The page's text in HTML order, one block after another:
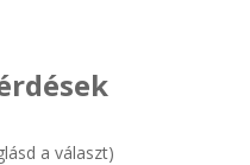
a választ)